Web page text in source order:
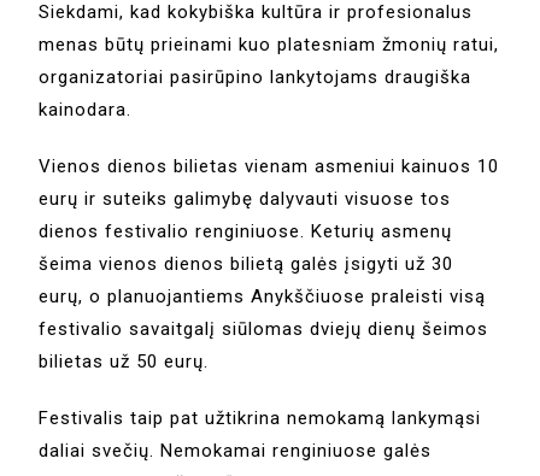
Siekdami, kad kokybiška kultūra ir profesionalus
menas būtų prieinami kuo platesniam žmonių ratui,
organizatoriai pasirūpino lankytojams draugiška
kainodara.
Vienos dienos bilietas vienam asmeniui kainuos 10
eurų ir suteiks galimybę dalyvauti visuose tos
dienos festivalio renginiuose. Keturių asmenų
šeima vienos dienos bilietą galės įsigyti už 30
eurų, o planuojantiems Anykščiuose praleisti visą
festivalio savaitgalį siūlomas dviejų dienų šeimos
bilietas už 50 eurų.
Festivalis taip pat užtikrina nemokamą lankymąsi
daliai svečių. Nemokamai renginiuose galės